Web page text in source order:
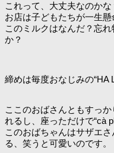
これって、大丈夫なのかな
お店は子どもたちが一生懸
このミルクはなんだ？忘
か？
締めは毎度おなじみの“HA
ここのおばさんともすっ
れるし、座っただけで“cà
このおばちゃんはサザエ
る、笑うと可愛いのです。